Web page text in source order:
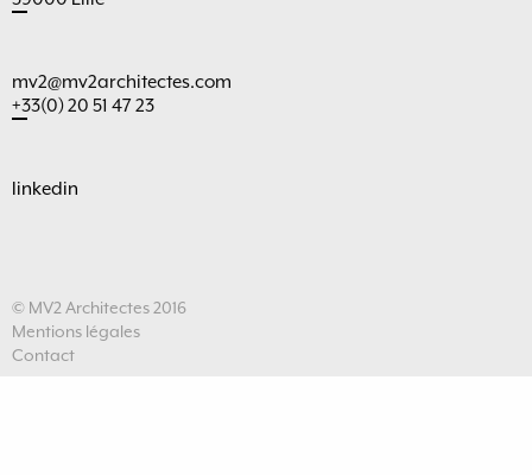
mv2@mv2architectes.com
+33(0) 20 51 47 23
linkedin
© MV2 Architectes 2016
Mentions légales
Contact